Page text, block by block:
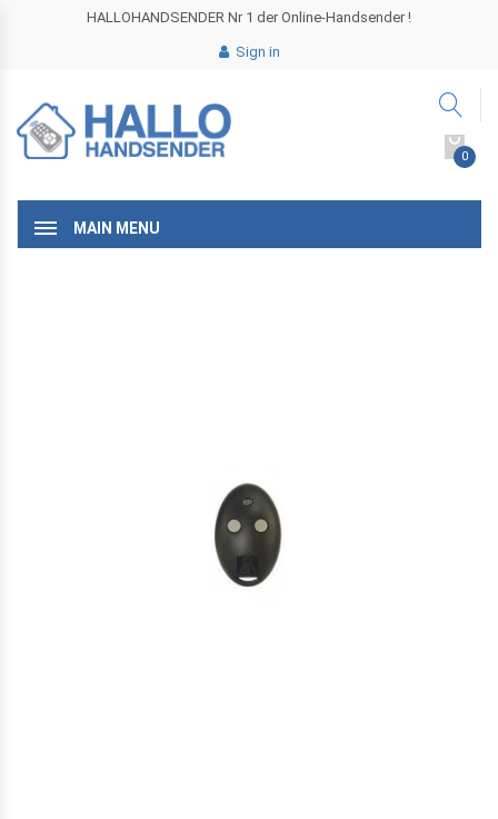
HALLOHANDSENDER Nr 1 der Online-Handsender !
Sign in
0
MAIN MENU